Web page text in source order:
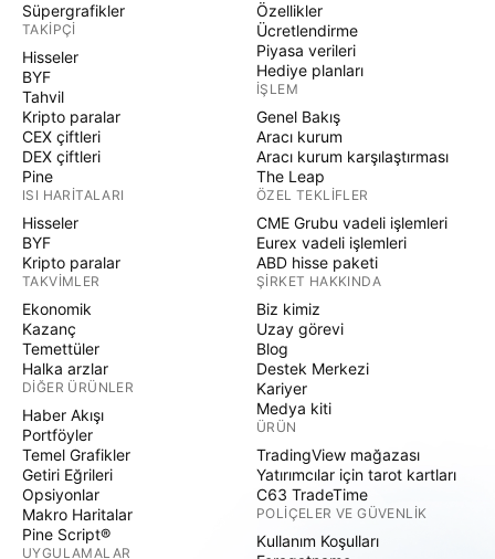
Süpergrafikler
TAKIPÇI
Hisseler
BYF
Tahvil
Kripto paralar
CEX çiftleri
DEX çiftleri
Pine
ISI HARITALARI
Hisseler
BYF
Kripto paralar
TAKVIMLER
Ekonomik
Kazanç
Temettüler
Halka arzlar
DIĞER ÜRÜNLER
Haber Akışı
Portföyler
Temel Grafikler
Getiri Eğrileri
Opsiyonlar
Makro Haritalar
Pine Script®
UYGULAMALAR
Özellikler
Ücretlendirme
Piyasa verileri
Hediye planları
İŞLEM
Genel Bakış
Aracı kurum
Aracı kurum karşılaştırması
The Leap
ÖZEL TEKLIFLER
CME Grubu vadeli işlemleri
Eurex vadeli işlemleri
ABD hisse paketi
ŞIRKET HAKKINDA
Biz kimiz
Uzay görevi
Blog
Destek Merkezi
Kariyer
Medya kiti
ÜRÜN
TradingView mağazası
Yatırımcılar için tarot kartları
C63 TradeTime
POLIÇELER VE GÜVENLIK
Kullanım Koşulları